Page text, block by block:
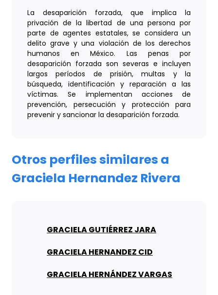
La desaparición forzada, que implica la
privación de la libertad de una persona por
parte de agentes estatales, se considera un
delito grave y una violación de los derechos
humanos en México. Las penas por
desaparición forzada son severas e incluyen
largos períodos de prisión, multas y la
búsqueda, identificación y reparación a las
víctimas. Se implementan acciones de
prevención, persecución y protección para
prevenir y sancionar la desaparición forzada.
Otros perfiles similares a
Graciela Hernandez Rivera
GRACIELA GUTIÉRREZ JARA
GRACIELA HERNANDEZ CID
GRACIELA HERNÁNDEZ VARGAS